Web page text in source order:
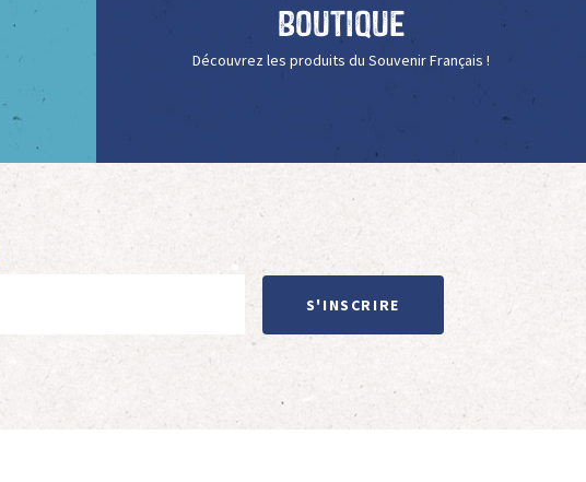
Boutique
Découvrez les produits du Souvenir Français !
S'INSCRIRE